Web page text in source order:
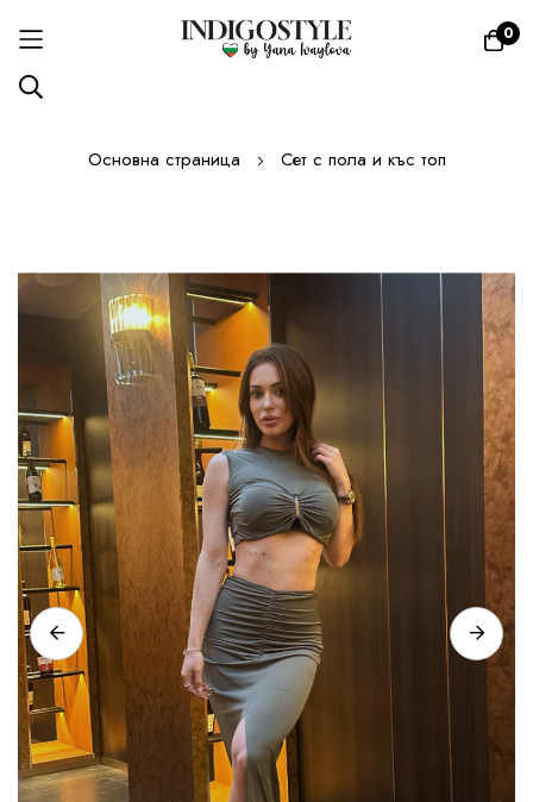
0
ПрескачанеОсновна страница Сет с пола и къс топ
към
края
на
изображенията